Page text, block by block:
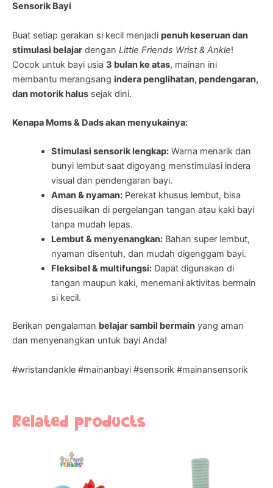
Sensorik Bayi
Buat setiap gerakan si kecil menjadi penuh keseruan dan
stimulasi belajar dengan Little Friends Wrist & Ankle!
Cocok untuk bayi usia 3 bulan ke atas, mainan ini
membantu merangsang indera penglihatan, pendengaran,
dan motorik halus sejak dini.
Kenapa Moms & Dads akan menyukainya:
Stimulasi sensorik lengkap:Warna menarik dan
bunyi lembut saat digoyang menstimulasi indera
visual dan pendengaran bayi.
Aman & nyaman:Perekat khusus lembut, bisa
disesuaikan di pergelangan tangan atau kaki bayi
tanpa mudah lepas.
Lembut & menyenangkan:Bahan super lembut,
nyaman disentuh, dan mudah digenggam bayi.
Fleksibel & multifungsi:Dapat digunakan di
tangan maupun kaki, menemani aktivitas bermain
si kecil.
Berikan pengalaman belajar sambil bermain yang aman
dan menyenangkan untuk bayi Anda!
#wristandankle #mainanbayi #sensorik #mainansensorik
Related products